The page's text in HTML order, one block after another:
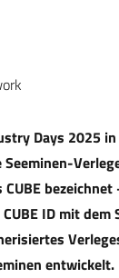
Days 2025
CUBE
ID mit dem